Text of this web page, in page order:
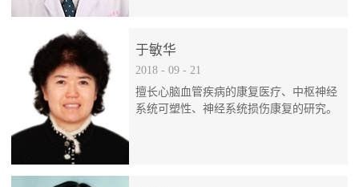
于敏华
2018 - 09 - 21
擅长心脑血管疾病的康复医疗、中枢神经
系统可塑性、神经系统损伤康复的研究。